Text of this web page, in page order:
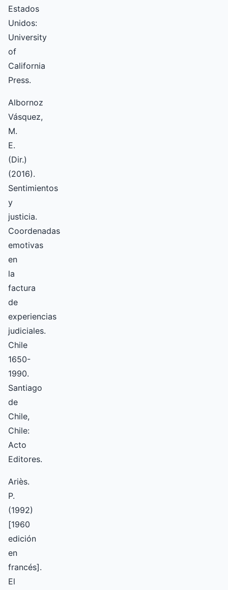
Estados
Unidos:
University
of
California
Press.
Albornoz
Vásquez,
M.
E.
(Dir.)
(2016).
Sentimientos
y
justicia.
Coordenadas
emotivas
en
la
factura
de
experiencias
judiciales.
Chile
1650-
1990.
Santiago
de
Chile,
Chile:
Acto
Editores.
Ariès.
P.
(1992)
[1960
edición
en
francés].
El